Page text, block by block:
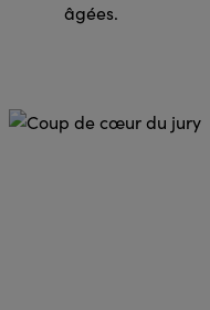
âgées.